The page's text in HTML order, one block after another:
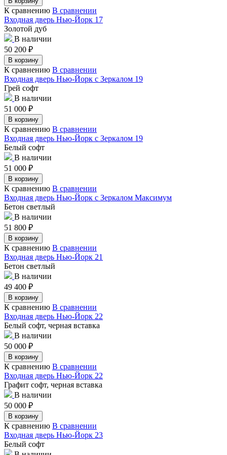
К сравнению В сравнении
Входная дверь Нью-Йорк 17
Золотой дуб
В наличии
50 200 ₽
В корзину
К сравнению В сравнении
Входная дверь Нью-Йорк с Зеркалом 19
Грей софт
В наличии
51 000 ₽
В корзину
К сравнению В сравнении
Входная дверь Нью-Йорк с Зеркалом 19
Белый софт
В наличии
51 000 ₽
В корзину
К сравнению В сравнении
Входная дверь Нью-Йорк с Зеркалом Максимум
Бетон светлый
В наличии
51 800 ₽
В корзину
К сравнению В сравнении
Входная дверь Нью-Йорк 21
Бетон светлый
В наличии
49 400 ₽
В корзину
К сравнению В сравнении
Входная дверь Нью-Йорк 22
Белый софт, черная вставка
В наличии
50 000 ₽
В корзину
К сравнению В сравнении
Входная дверь Нью-Йорк 22
Графит софт, черная вставка
В наличии
50 000 ₽
В корзину
К сравнению В сравнении
Входная дверь Нью-Йорк 23
Белый софт